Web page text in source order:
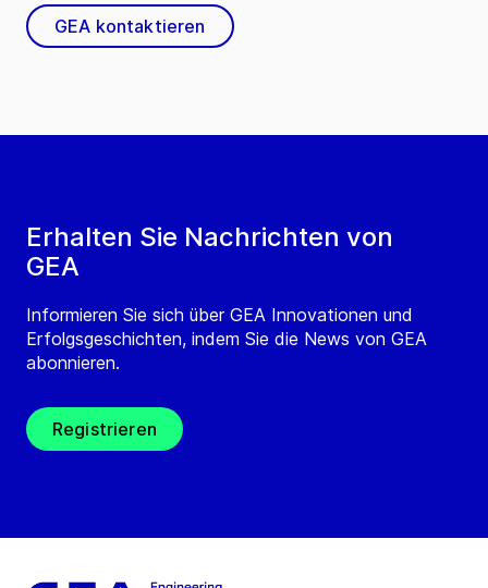
Erhalten Sie Nachrichten von
GEA
Informieren Sie sich über GEA Innovationen und
Erfolgsgeschichten, indem Sie die News von GEA
abonnieren.
Registrieren
GEA kontaktieren